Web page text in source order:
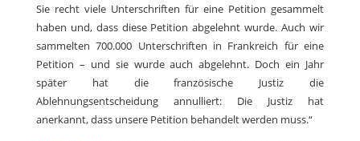
Sie recht viele Unterschriften für eine Petition gesammelt
haben und, dass diese Petition abgelehnt wurde. Auch wir
sammelten 700.000 Unterschriften in Frankreich für eine
Petition – und sie wurde auch abgelehnt. Doch ein Jahr
später hat die französische Justiz die
Ablehnungsentscheidung annulliert: Die Justiz hat
anerkannt, dass unsere Petition behandelt werden muss.“